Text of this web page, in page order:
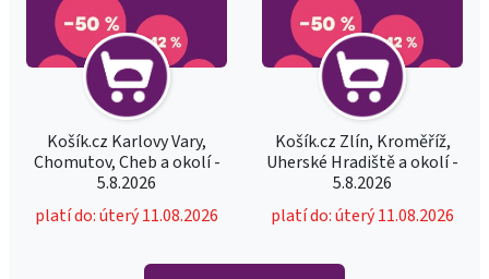
Košík.cz Karlovy Vary,
Chomutov, Cheb a okolí -
5.8.2026
platí do: úterý 11.08.2026
Košík.cz Zlín, Kroměříž,
Uherské Hradiště a okolí -
5.8.2026
platí do: úterý 11.08.2026